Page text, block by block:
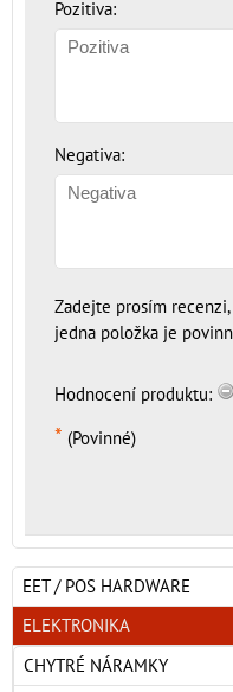
Pozitiva:
Negativa:
Zadejte prosím
jedna položka je
Hodnocení produktu:
* (Povinné)
EET / POS HARDWARE
ELEKTRONIKA
CHYTRÉ NÁRAMKY